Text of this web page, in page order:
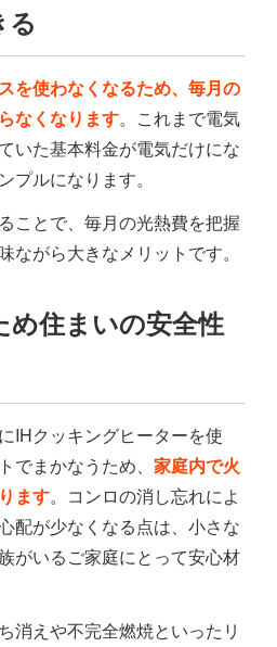
る
を使わなくなるため、毎月の
なくなります。これまで電気
いた基本料金が電気だけにな
プルになります。
ことで、毎月の光熱費を把握
ながら大きなメリットです。
め住まいの安全性
IHクッキングヒーターを使
でまかなうため、 家庭内で火
ます。コンロの消し忘れによ
配が少なくなる点は、小さな
がいるご家庭にとって安心材
消えや不完全燃焼といったリ